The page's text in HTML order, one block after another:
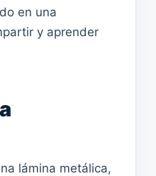
en una
y aprender
lámina metálica,